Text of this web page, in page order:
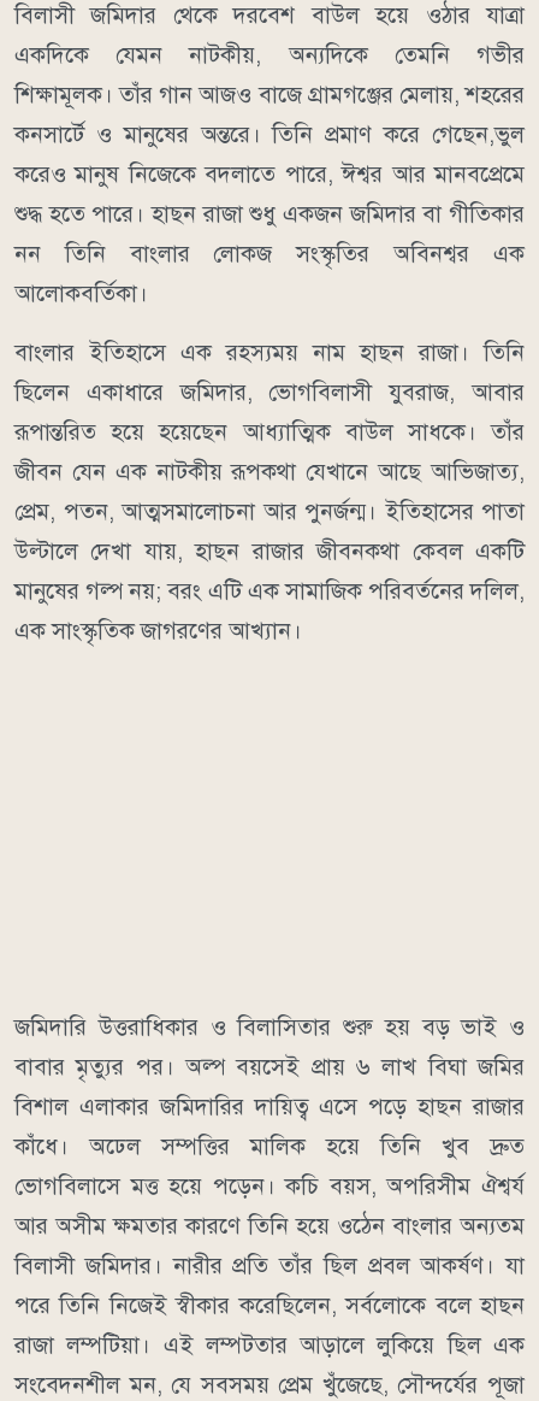
বিলাসী জমিদার থেকে দরবেশ বাউল হয়ে ওঠার যাত্রা
একদিকে যেমন নাটকীয়, অন্যদিকে তেমনি গভীর
শিক্ষামূলক। তাঁর গান আজও বাজে গ্রামগঞ্জের মেলায়, শহরের
কনসার্টে ও মানুষের অন্তরে। তিনি প্রমাণ করে গেছেন,ভুল
করেও মানুষ নিজেকে বদলাতে পারে, ঈশ্বর আর মানবপ্রেমে
শুদ্ধ হতে পারে। হাছন রাজা শুধু একজন জমিদার বা গীতিকার
নন তিনি বাংলার লোকজ সংস্কৃতির অবিনশ্বর এক
আলোকবর্তিকা।
বাংলার ইতিহাসে এক রহস্যময় নাম হাছন রাজা। তিনি
ছিলেন একাধারে জমিদার, ভোগবিলাসী যুবরাজ, আবার
রূপান্তরিত হয়ে হয়েছেন আধ্যাত্মিক বাউল সাধকে। তাঁর
জীবন যেন এক নাটকীয় রূপকথা যেখানে আছে আভিজাত্য,
প্রেম, পতন, আত্মসমালোচনা আর পুনর্জন্ম। ইতিহাসের পাতা
উল্টালে দেখা যায়, হাছন রাজার জীবনকথা কেবল একটি
মানুষের গল্প নয়; বরং এটি এক সামাজিক পরিবর্তনের দলিল,
এক সাংস্কৃতিক জাগরণের আখ্যান।
জমিদারি উত্তরাধিকার ও বিলাসিতার শুরু হয় বড় ভাই ও
বাবার মৃত্যুর পর। অল্প বয়সেই প্রায় ৬ লাখ বিঘা জমির
বিশাল এলাকার জমিদারির দায়িত্ব এসে পড়ে হাছন রাজার
কাঁধে। অঢেল সম্পত্তির মালিক হয়ে তিনি খুব দ্রুত
ভোগবিলাসে মত্ত হয়ে পড়েন। কচি বয়স, অপরিসীম ঐশ্বর্য
আর অসীম ক্ষমতার কারণে তিনি হয়ে ওঠেন বাংলার অন্যতম
বিলাসী জমিদার। নারীর প্রতি তাঁর ছিল প্রবল আকর্ষণ। যা
পরে তিনি নিজেই স্বীকার করেছিলেন, সর্বলোকে বলে হাছন
রাজা লম্পটিয়া। এই লম্পটতার আড়ালে লুকিয়ে ছিল এক
সংবেদনশীল মন, যে সবসময় প্রেম খুঁজেছে, সৌন্দর্যের পূজা